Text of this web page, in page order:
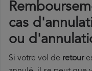
cas
ou
Si votre vol de retour